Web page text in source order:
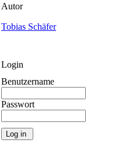
Autor
Tobias Schäfer
Login
Benutzername
Passwort